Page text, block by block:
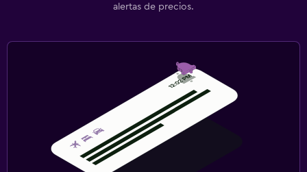
alertas de precios.